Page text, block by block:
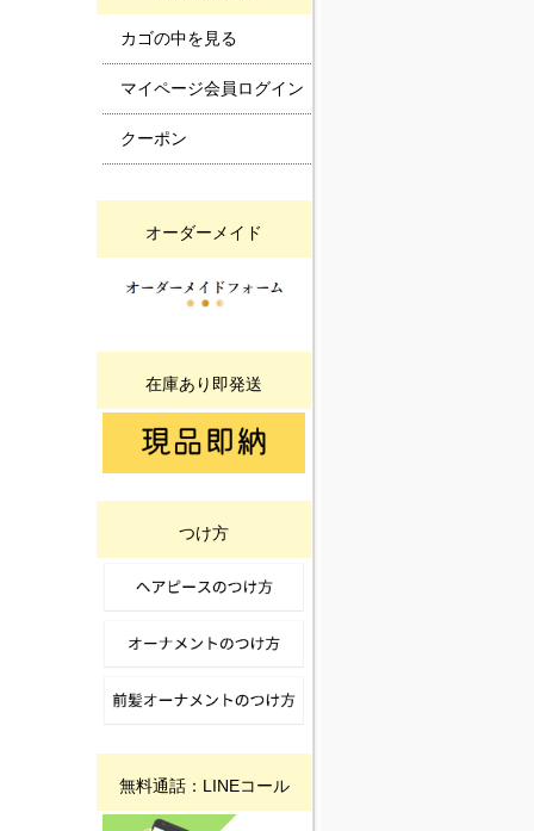
カゴの中を見る
マイページ会員ログイン
クーポン
オーダーメイド
在庫あり即発送
つけ方
無料通話：LINEコール